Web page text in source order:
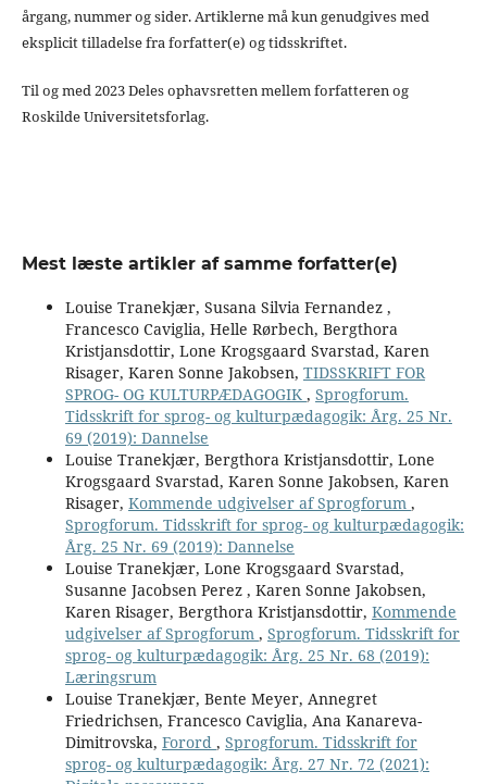
årgang, nummer og sider. Artiklerne må kun genudgives med
eksplicit tilladelse fra forfatter(e) og tidsskriftet.
Til og med 2023 Deles ophavsretten mellem forfatteren og
Roskilde Universitetsforlag.
Mest læste artikler af samme forfatter(e)
Louise Tranekjær, Susana Silvia Fernandez ,
Francesco Caviglia, Helle Rørbech, Bergthora
Kristjansdottir, Lone Krogsgaard Svarstad, Karen
Risager, Karen Sonne Jakobsen, TIDSSKRIFT FOR
SPROG- OG KULTURPÆDAGOGIK , Sprogforum.
Tidsskrift for sprog- og kulturpædagogik: Årg. 25 Nr.
69 (2019): Dannelse
Louise Tranekjær, Bergthora Kristjansdottir, Lone
Krogsgaard Svarstad, Karen Sonne Jakobsen, Karen
Risager, Kommende udgivelser af Sprogforum ,
Sprogforum. Tidsskrift for sprog- og kulturpædagogik:
Årg. 25 Nr. 69 (2019): Dannelse
Louise Tranekjær, Lone Krogsgaard Svarstad,
Susanne Jacobsen Perez , Karen Sonne Jakobsen,
Karen Risager, Bergthora Kristjansdottir, Kommende
udgivelser af Sprogforum , Sprogforum. Tidsskrift for
sprog- og kulturpædagogik: Årg. 25 Nr. 68 (2019):
Læringsrum
Louise Tranekjær, Bente Meyer, Annegret
Friedrichsen, Francesco Caviglia, Ana Kanareva-
Dimitrovska, Forord , Sprogforum. Tidsskrift for
sprog- og kulturpædagogik: Årg. 27 Nr. 72 (2021):